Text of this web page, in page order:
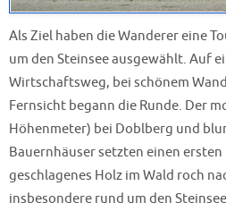
Als Ziel haben die Wanderer eine
um den Steinsee ausgewählt. Auf
Wirtschaftsweg, bei schönem
Fernsicht begann die Runde. Der
Höhenmeter) bei Doblberg und
Bauernhäuser setzten einen
geschlagenes Holz im Wald roch
insbesondere rund um den